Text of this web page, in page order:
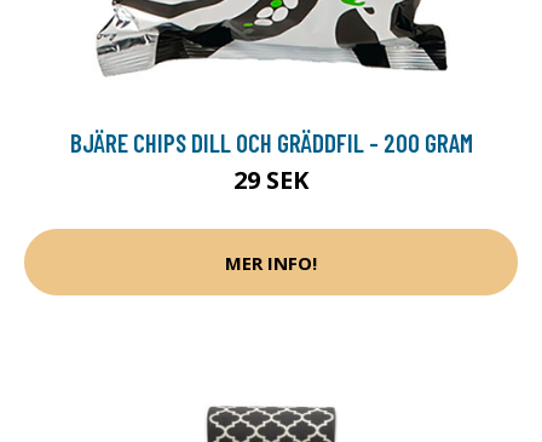
BJÄRE CHIPS DILL OCH GRÄDDFIL - 200 GRAM
29 SEK
MER INFO!